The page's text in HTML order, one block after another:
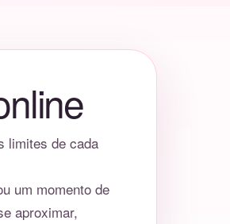
limites de cada
um momento de
aproximar,